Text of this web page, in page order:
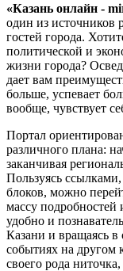
«Казань онлайн -
один из источников
гостей города.
политической и
жизни города?
дает вам
больше, успевает
вообще, чувствует
Портал
различного плана:
заканчивая
Пользуясь
блоков, можно
массу подробностей
удобно и
Казани и вращаясь
событиях на другом
своего рода